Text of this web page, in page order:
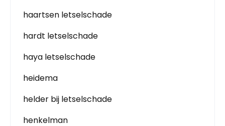
haartsen letselschade
hardt letselschade
haya letselschade
heidema
helder bij letselschade
henkelman